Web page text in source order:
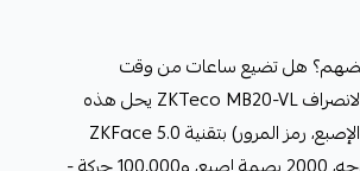
هل تضيع ساعات من وقت
المحاسب في حساب التأخيرات والإضافي يدوياً؟ جهاز الحضور والانصراف ZKTeco MB20-VL يحل هذه
المشاكل جذرياً: نظام تحقق ثلاثي متطور (بصمة الوجه، بصمة الإصبع، رمز المرور) بتقنية ZKFace 5.0